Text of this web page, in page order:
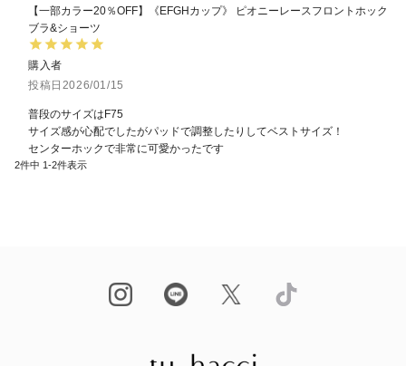
【一部カラー20％OFF】《EFGHカップ》 ピオニーレースフロントホック
ブラ&ショーツ
購入者
投稿日 2026/01/15
普段のサイズはF75
サイズ感が心配でしたがパッドで調整したりしてベストサイズ！
2件中 1-2件表示